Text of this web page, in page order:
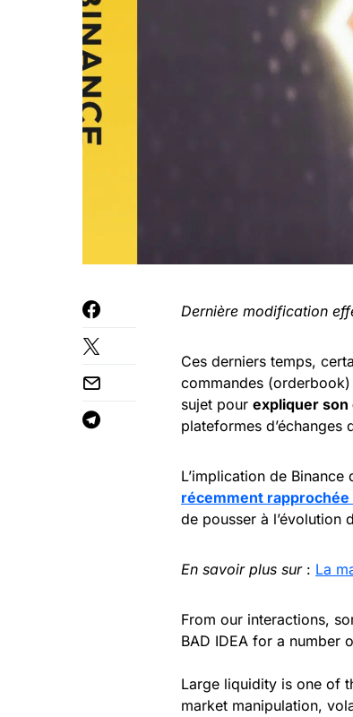
Dernière modification
Ces derniers temps,
commandes (orderbook)
sujet pour expliquer son
plateformes d’échanges
L’implication de Binance
récemment
de pousser à l’évolution
En savoir plus sur: La
From our interactions,
BAD IDEA for a number
Large liquidity is one of
market manipulation,